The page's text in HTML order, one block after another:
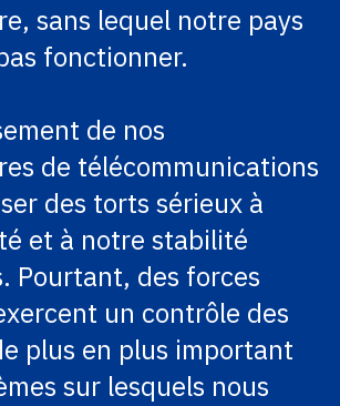
sans lequel notre pays
fonctionner.
de nos
de télécommunications
des torts sérieux à
et à notre stabilité
Pourtant, des forces
un contrôle des
plus en plus important
sur lesquels nous